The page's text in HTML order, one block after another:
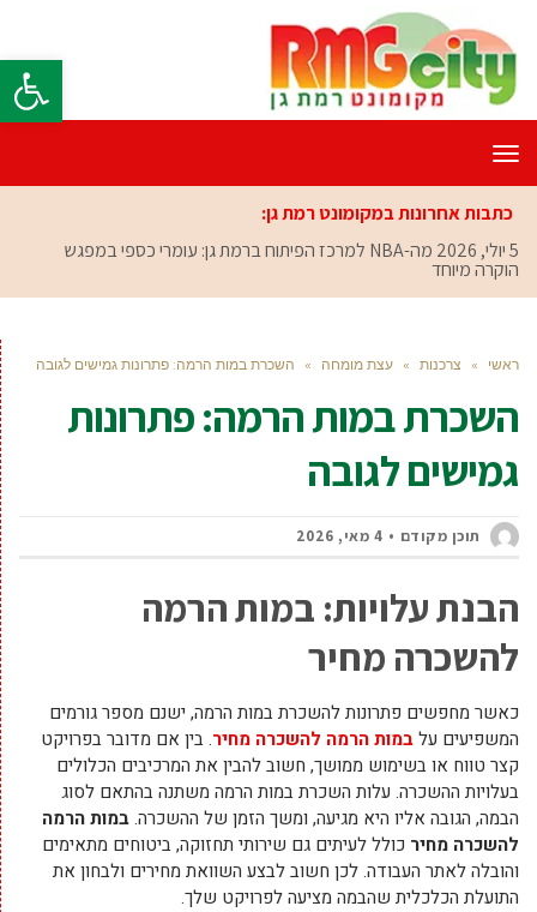
פתח
תפריט
כתבות אחרונות במקומונט רמת גן:
5 יולי, 2026
מה-NBA למרכז הפיתוח ברמת גן: עומרי כספי במפגש
הוקרה מיוחד
ראשי » צרכנות » עצת מומחה » השכרת במות הרמה: פתרונות גמישים לגובה
השכרת במות הרמה: פתרונות
גמישים לגובה
תוכן מקודם 4 מאי, 2026
הבנת עלויות: במות הרמה
להשכרה מחיר
כאשר מחפשים פתרונות להשכרת במות הרמה, ישנם מספר גורמים
המשפיעים עלבמות הרמה להשכרה מחיר. בין אם מדובר בפרויקט
קצר טווח או בשימוש ממושך, חשוב להבין את המרכיבים הכלולים
בעלויות ההשכרה. עלות השכרת במות הרמה משתנה בהתאם לסוג
הבמה, הגובה אליו היא מגיעה, ומשך הזמן של ההשכרה.במות הרמה
להשכרה מחיר כולל לעיתים גם שירותי תחזוקה, ביטוחים מתאימים
והובלה לאתר העבודה. לכן חשוב לבצע השוואת מחירים ולבחון את
התועלת הכלכלית שהבמה מציעה לפרויקט שלך.